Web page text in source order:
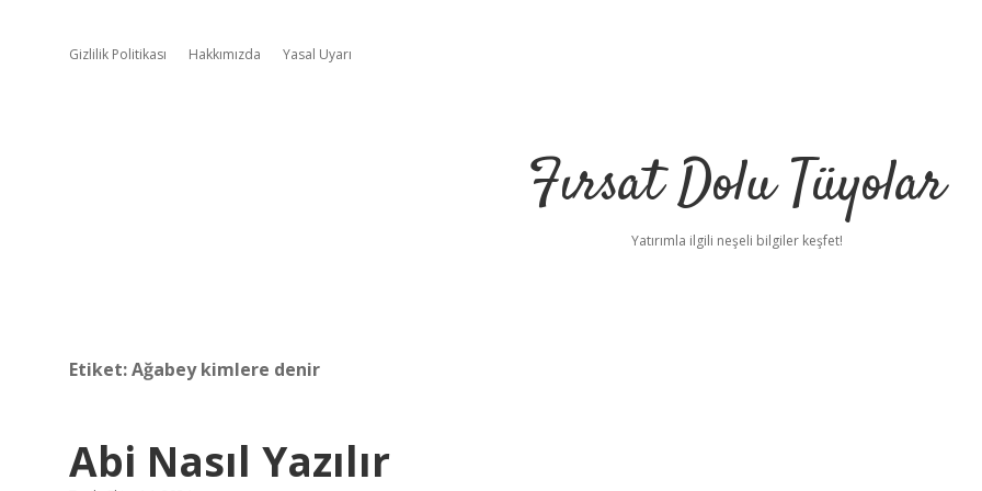
Gizlilik Politikası Hakkımızda Yasal Uyarı
Fırsat Dolu Tüyolar
Yatırımla ilgili neşeli bilgiler keşfet!
Etiket:Ağabey kimlere denir
Abi Nasıl Yazılır